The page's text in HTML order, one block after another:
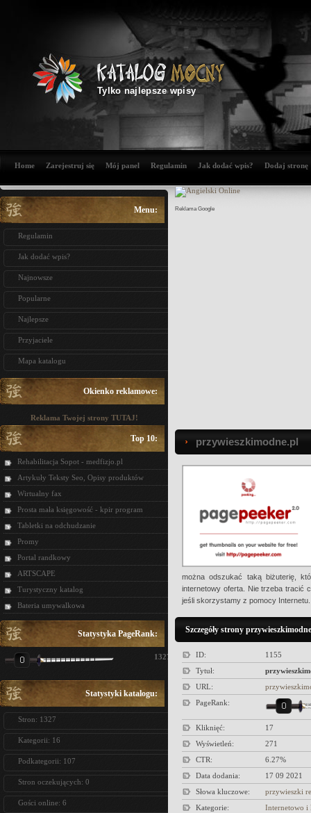
Tylko najlepsze wpisy
Home Zarejestruj się Mój panel Regulamin Jak dodać wpis? Dodaj stronę
Menu:
Regulamin
Jak dodać wpis?
Najnowsze
Popularne
Najlepsze
Przyjaciele
Mapa katalogu
Okienko reklamowe:
Reklama Twojej strony TUTAJ!
Top 10:
Rehabilitacja Sopot - medfizjo.pl
Artykuły Teksty Seo, Opisy produktów
Wirtualny fax
Prosta mała księgowość - kpir program
Tabletki na odchudzanie
Promy
Portal randkowy
ARTSCAPE
Turystyczny katalog
Bateria umywalkowa
Statystyka PageRank:
1327
Statystyki katalogu:
Stron: 1327
Kategorii: 16
Podkategorii: 107
Stron oczekujących: 0
Gości online: 6
Reklama Google
przywieszkimodne.pl
można odszukać taką biżuterię,
internetowy oferta. Nie trzeba tracić
jeśli skorzystamy z pomocy Internetu.
Szczegóły strony
ID:
1155
Tytuł:
URL:
PageRank:
Kliknięć:
17
Wyświetleń:
271
CTR:
6.27%
Data dodania:
17 09 2021
Słowa kluczowe:
przywieszki
Kategorie:
Internetowo i